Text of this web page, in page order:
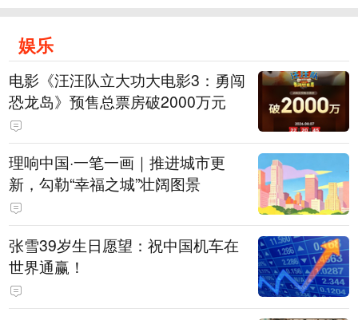
娱乐
电影《汪汪队立大功大电影3：勇闯
恐龙岛》预售总票房破2000万元
理响中国·一笔一画｜推进城市更
新，勾勒“幸福之城”壮阔图景
张雪39岁生日愿望：祝中国机车在
世界通赢！